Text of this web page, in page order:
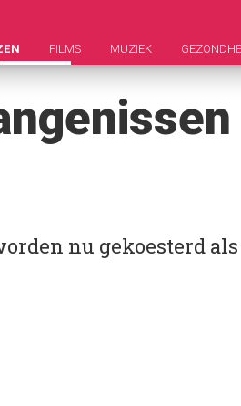
FILMS MUZIEK
nu gekoesterd